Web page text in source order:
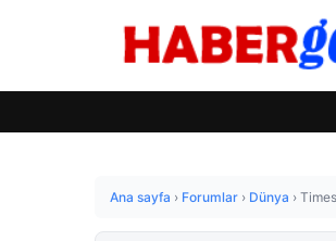
Ana sayfa › Forumlar › Dünya ›